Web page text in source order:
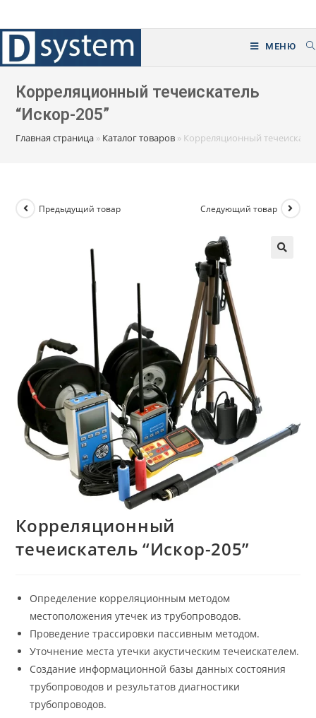
к
содержимому
МЕНЮ
Корреляционный течеискатель
“Искор-205”
Главная страница » Каталог товаров » Корреляционный
Предыдущий товар Следующий товар
Корреляционный
течеискатель “Искор-205”
Определение корреляционным методом
местоположения утечек из трубопроводов.
Проведение трассировки пассивным методом.
Уточнение места утечки акустическим течеискателем.
Создание информационной базы данных состояния
трубопроводов и результатов диагностики
трубопроводов.